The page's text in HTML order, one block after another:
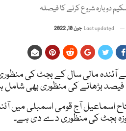
دوبارہ شروع کرنے کا فیصلہ
Last updated جون 10, 2022
نے آئندہ مالی سال کے بجٹ کی
بجٹ کی منظوری دے دی ہے۔